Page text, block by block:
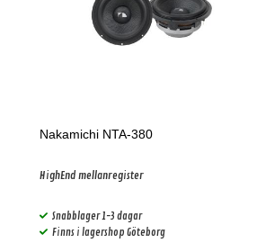
Nakamichi NTA-380
HighEnd mellanregister
Snabblager 1-3 dagar
Finns i lagershop Göteborg